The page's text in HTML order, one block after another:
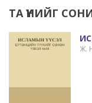
ТА ҮҮНИЙГ
Ж.